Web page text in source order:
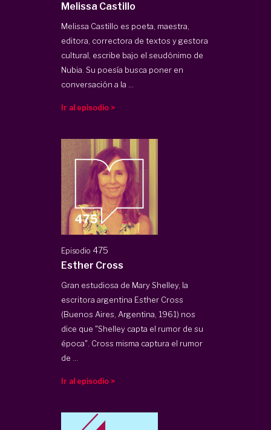
Melissa Castillo
Melissa Castillo es poeta, maestra,
editora, correctora de textos y gestora
cultural, escribe bajo el seudónimo de
Nubia. Su poesía busca poner en
conversación a la ...
Ir al episodio >
Episodio 475
Esther Cross
Gran estudiosa de Mary Shelley, la
escritora argentina Esther Cross
(Buenos Aires, Argentina, 1961) nos
dice que "Shelley capta el rumor de su
época". Cross misma captura el rumor
de ...
Ir al episodio >